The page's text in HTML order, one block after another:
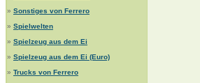
» Sonstiges von Ferrero
» Spielwelten
» Spielzeug aus dem Ei
» Spielzeug aus dem Ei (Euro)
» Trucks von Ferrero